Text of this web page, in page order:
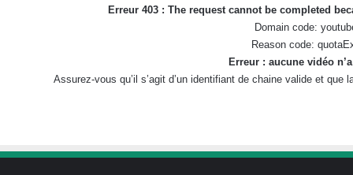
Erreur 403 : The request cannot be completed
Domain code:
Reason code:
Erreur : aucune vidéo
Assurez-vous qu’il s’agit d’un identifiant de chaine valide et